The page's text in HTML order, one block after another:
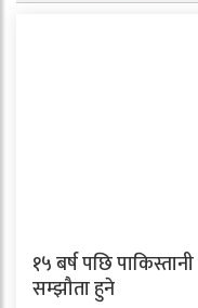
१५ बर्ष पछि
सम्झौता हुने